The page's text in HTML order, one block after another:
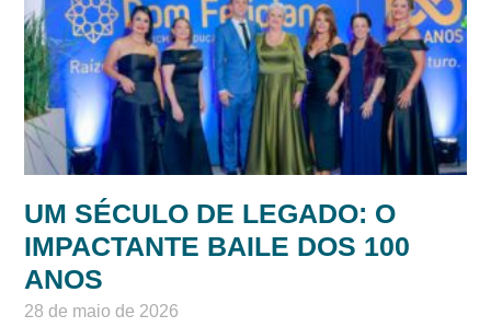
UM SÉCULO DE LEGADO: O
IMPACTANTE BAILE DOS 100
ANOS
28 de maio de 2026